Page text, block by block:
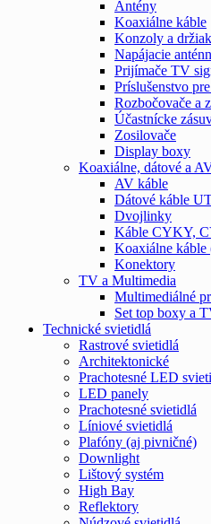
Antény
Koaxiálne káble
Konzoly a
Napájacie
Prijímače TV
Príslušenstvo
Rozbočovače a
Účastnícke
Zosilovače
Display boxy
Koaxiálne, dátové a
AV káble
Dátové káble
Dvojlinky
Káble CYKY,
Koaxiálne káble
Konektory
TV a Multimedia
Multimediálné
Set top boxy a
Technické svietidlá
Rastrové svietidlá
Architektonické
Prachotesné LED
LED panely
Prachotesné svietidlá
Líniové svietidlá
Plafóny (aj pivničné)
Downlight
Lištový systém
High Bay
Reflektory